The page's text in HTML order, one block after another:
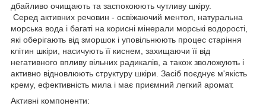
дбайливо очищають та заспокоюють чутливу шкіру.
Серед активних речовин - освіжаючий ментол, натуральна
морська вода і багаті на корисні мінерали морські водорості,
які оберігають від зморшок і уповільнюють процес старіння
клітин шкіри, насичують її киснем, захищаючи її від
негативного впливу вільних радикалів, а також зволожують і
активно відновлюють структуру шкіри. Засіб поєднує м'якість
крему, ефективність мила і має приємний легкий аромат.
Активні компоненти: